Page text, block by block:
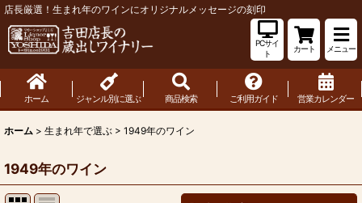
店長厳選！生まれ年のワインにオリジナルメッセージの刻印
PCサイ
ト
カート メニュー
ホーム ジャンル別に選ぶ 商品検索 ご利用ガイド 営業カレンダー
ホーム > 生まれ年で選ぶ > 1949年のワイン
1949年のワイン